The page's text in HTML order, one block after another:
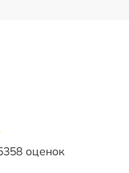
оценок